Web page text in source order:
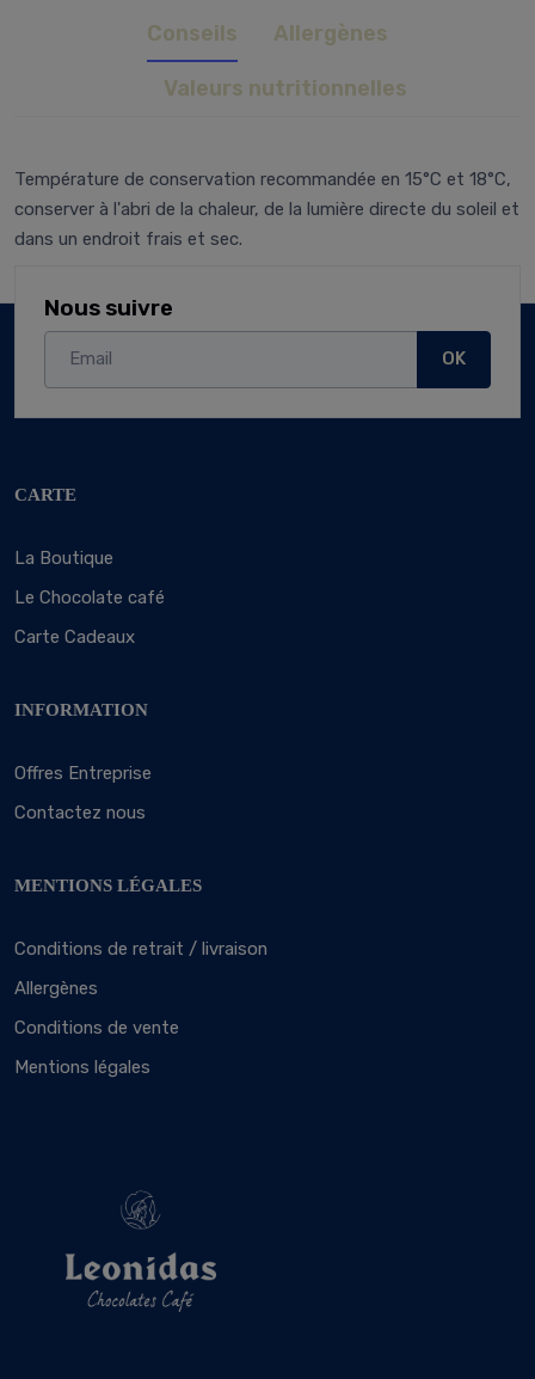
Conseils Allergènes
Valeurs nutritionnelles
Température de conservation recommandée en 15°C et 18°C,
conserver à l'abri de la chaleur, de la lumière directe du soleil et
dans un endroit frais et sec.
Nous suivre
OK
CARTE
La Boutique
Le Chocolate café
Carte Cadeaux
INFORMATION
Offres Entreprise
Contactez nous
MENTIONS LÉGALES
Conditions de retrait / livraison
Allergènes
Conditions de vente
Mentions légales